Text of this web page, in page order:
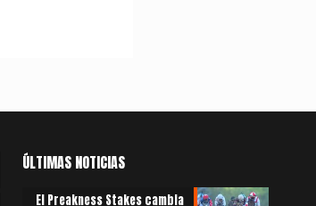
ÚLTIMAS NOTICIAS
El Preakness Stakes cambia